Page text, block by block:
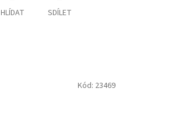
HLÍDAT SDÍLET
Kód: 23469